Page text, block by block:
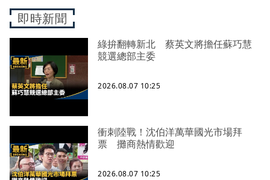
即時新聞
綠拚翻轉新北 蔡英文將擔任蘇巧慧
競選總部主委
2026.08.07 10:25
衝刺陸戰！沈伯洋萬華國光市場拜
票 攤商熱情歡迎
2026.08.07 10:25